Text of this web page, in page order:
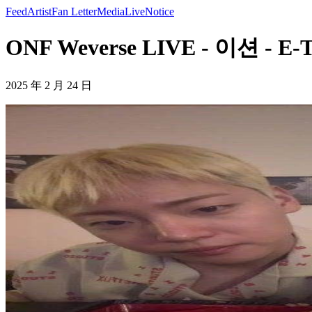
FeedArtistFan LetterMediaLiveNotice
ONF Weverse LIVE - 이션 - E-
2025 年 2 月 24 日